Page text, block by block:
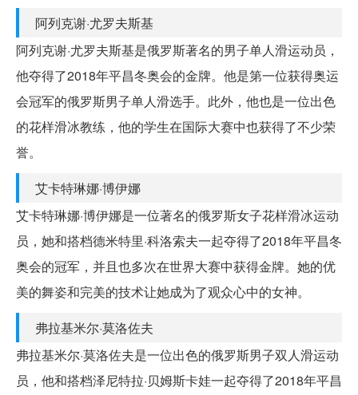
阿列克谢·尤罗夫斯基
阿列克谢·尤罗夫斯基是俄罗斯著名的男子单人滑运动员，
他夺得了2018年平昌冬奥会的金牌。他是第一位获得奥运
会冠军的俄罗斯男子单人滑选手。此外，他也是一位出色
的花样滑冰教练，他的学生在国际大赛中也获得了不少荣
誉。
艾卡特琳娜·博伊娜
艾卡特琳娜·博伊娜是一位著名的俄罗斯女子花样滑冰运动
员，她和搭档德米特里·科洛索夫一起夺得了2018年平昌冬
奥会的冠军，并且也多次在世界大赛中获得金牌。她的优
美的舞姿和完美的技术让她成为了观众心中的女神。
弗拉基米尔·莫洛佐夫
弗拉基米尔·莫洛佐夫是一位出色的俄罗斯男子双人滑运动
员，他和搭档泽尼特拉·贝姆斯卡娃一起夺得了2018年平昌